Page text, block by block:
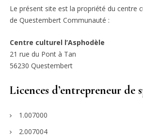
Le présent site est la propriété du centre
de Questembert Communauté :
Centre culturel l’Asphodèle
21 rue du Pont à Tan
56230 Questembert
Licences d’entrepreneur de
1.007000
2.007004